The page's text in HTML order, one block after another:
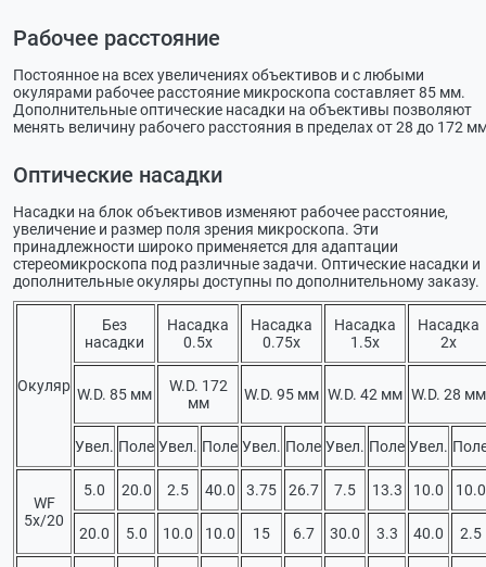
Рабочее расстояние
Постоянное на всех увеличениях объективов и с любыми
окулярами рабочее расстояние микроскопа составляет 85 мм.
Дополнительные оптические насадки на объективы позволяют
менять величину рабочего расстояния в пределах от 28 до 172
Оптические насадки
Насадки на блок объективов изменяют рабочее расстояние,
увеличение и размер поля зрения микроскопа. Эти
принадлежности широко применяется для адаптации
стереомикроскопа под различные задачи. Оптические насадки и
дополнительные окуляры доступны по дополнительному заказу.
Окуляр
Без
насадки
Насадка
0.5х
Насадка
0.75х
Насадка
1.5х
Насадка
2х
W.D. 85 мм
W.D. 172
мм
W.D. 95 мм W.D. 42 мм W.D. 28 мм
Увел. Поле Увел. Поле Увел. Поле Увел. Поле Увел.
WF
5х/20
5.0 20.0 2.5 40.0 3.75 26.7 7.5 13.3 10.0 10.0
20.0 5.0 10.0 10.0 15 6.7 30.0 3.3 40.0 2.5